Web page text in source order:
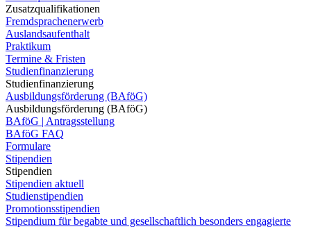
Zusatzqualifikationen
Fremdsprachenerwerb
Auslandsaufenthalt
Praktikum
Termine & Fristen
Studienfinanzierung
Studienfinanzierung
Ausbildungsförderung (BAföG)
Ausbildungsförderung (BAföG)
BAföG | Antragsstellung
BAföG FAQ
Formulare
Stipendien
Stipendien
Stipendien aktuell
Studienstipendien
Promotionsstipendien
Stipendium für begabte und gesellschaftlich besonders engagierte